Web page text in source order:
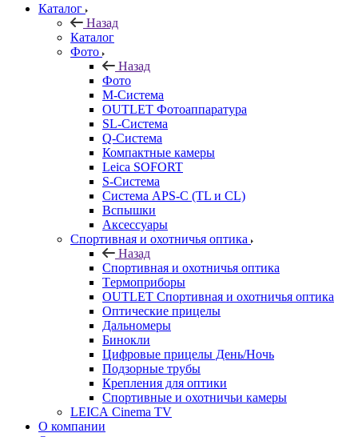
Каталог
Назад
Каталог
Фото
Назад
Фото
M-Система
OUTLET Фотоаппаратура
SL-Система
Q-Cистема
Компактные камеры
Leica SOFORT
S-Система
Система APS-C (TL и CL)
Вспышки
Аксессуары
Спортивная и охотничья оптика
Назад
Спортивная и охотничья оптика
Tермоприборы
OUTLET Спортивная и охотничья оптика
Оптические прицелы
Дальномеры
Бинокли
Цифровые прицелы День/Ночь
Подзорные трубы
Крепления для оптики
Спортивные и охотничьи камеры
LEICA Cinema TV
О компании